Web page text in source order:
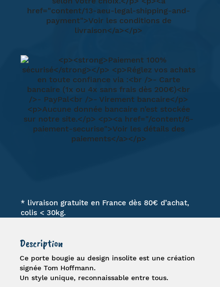
* livraison gratuite en France dès 80€ d’achat,
colis < 30kg.
Description
Ce porte bougie au design insolite est une création
signéeTom Hoffmann.
Un style unique, reconnaissable entre tous.